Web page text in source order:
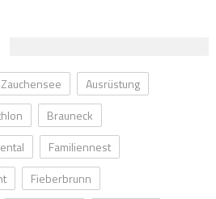
Ausrüstung
Brauneck
Familiennest
Fieberbrunn